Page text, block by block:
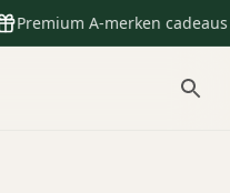
Premium A-merken cadeaus